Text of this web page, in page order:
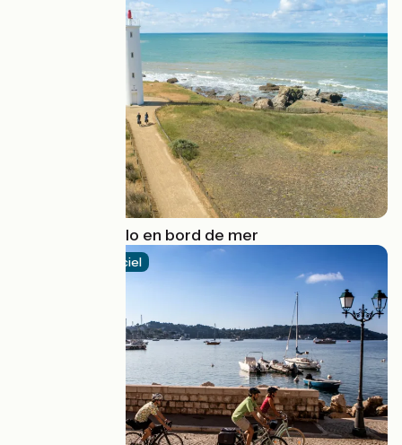
6 itinéraires vélo en bord de mer
Itinéraire officiel